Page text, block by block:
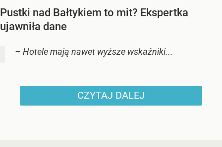
Pustki nad Bałtykiem to mit? Ekspertka
ujawniła dane
– Hotele mają nawet wyższe wskaźniki...
CZYTAJ DALEJ